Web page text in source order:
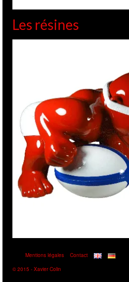
Les résines
Mentions légales
Contact
© 2015 - Xavier Colin